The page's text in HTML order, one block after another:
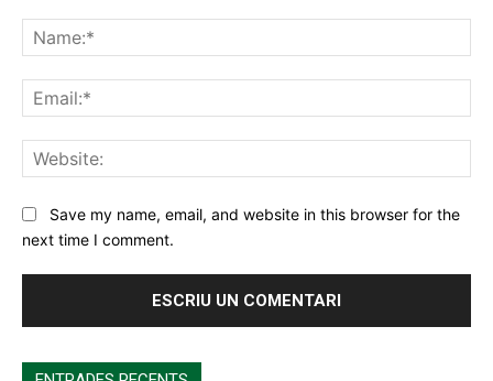
Save my name, email, and website in this browser for the
next time I comment.